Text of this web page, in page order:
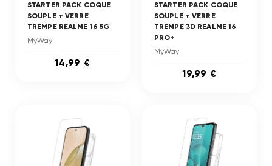
STARTER PACK COQUE
SOUPLE + VERRE
TREMPE REALME 16 5G
MyWay
14,99 €
STARTER PACK COQUE
SOUPLE + VERRE
TREMPE 3D REALME 16
PRO+
MyWay
19,99 €